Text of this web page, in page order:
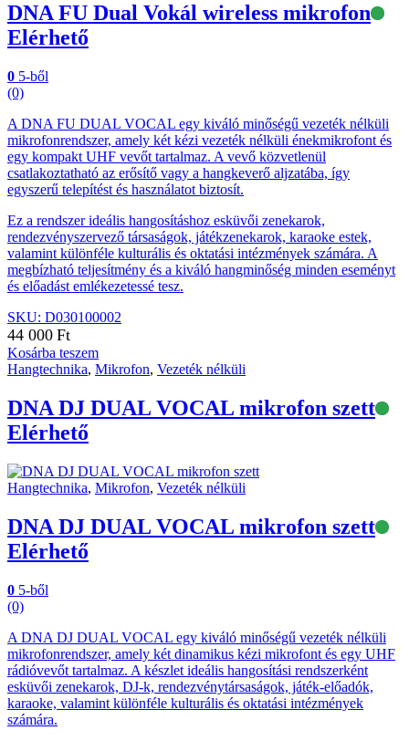
DNA FU Dual Vokál wireless mikrofon
Elérhető
0 5-ből
(0)
A DNA FU DUAL VOCAL egy kiváló minőségű vezeték nélküli
mikrofonrendszer, amely két kézi vezeték nélküli énekmikrofont és
egy kompakt UHF vevőt tartalmaz. A vevő közvetlenül
csatlakoztatható az erősítő vagy a hangkeverő aljzatába, így
egyszerű telepítést és használatot biztosít.
Ez a rendszer ideális hangosításhoz esküvői zenekarok,
rendezvényszervező társaságok, játékzenekarok, karaoke estek,
valamint különféle kulturális és oktatási intézmények számára. A
megbízható teljesítmény és a kiváló hangminőség minden eseményt
és előadást emlékezetessé tesz.
SKU: D030100002
44 000 Ft
Kosárba teszem
Hangtechnika, Mikrofon, Vezeték nélküli
DNA DJ DUAL VOCAL mikrofon szett
Elérhető
Hangtechnika, Mikrofon, Vezeték nélküli
DNA DJ DUAL VOCAL mikrofon szett
Elérhető
0 5-ből
(0)
A DNA DJ DUAL VOCAL egy kiváló minőségű vezeték nélküli
mikrofonrendszer, amely két dinamikus kézi mikrofont és egy UHF
rádióvevőt tartalmaz. A készlet ideális hangosítási rendszerként
esküvői zenekarok, DJ-k, rendezvénytársaságok, játék-előadók,
karaoke, valamint különféle kulturális és oktatási intézmények
számára.